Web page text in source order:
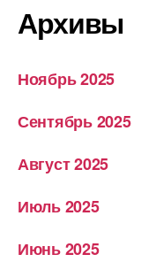
Архивы
Ноябрь 2025
Сентябрь 2025
Август 2025
Июль 2025
Июнь 2025